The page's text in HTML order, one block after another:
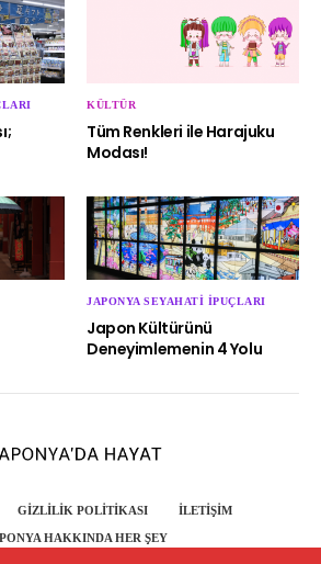
KÜLTÜR
Tüm Renkleri ile Harajuku
Modası!
JAPONYA SEYAHATI İPUÇLARI
Japon Kültürünü
Deneyimlemenin 4 Yolu
GIZLILIK POLITIKASI İLETIŞIM
HAKKINDA HER ŞEY